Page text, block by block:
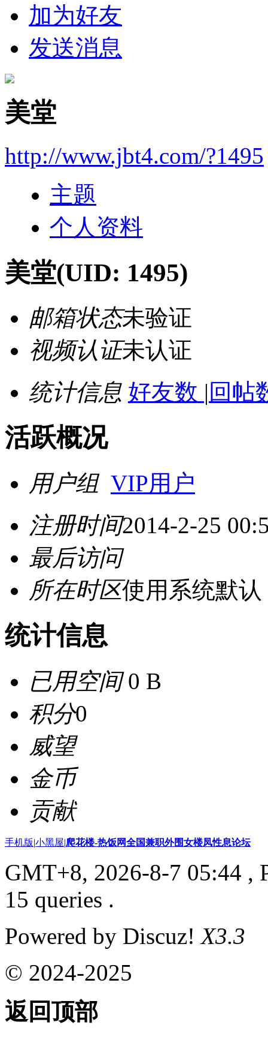
加为好友
发送消息
美堂
http://www.jbt4.com/?1495
主题
个人资料
美堂(UID: 1495)
邮箱状态未验证
视频认证未认证
统计信息 好友数 | 回帖
活跃概况
用户组 VIP用户
注册时间2014-2-25
最后访问
所在时区使用系统默认
统计信息
已用空间0 B
积分0
威望
金币
贡献
手机版|小黑屋|爬花楼-热饭网全国兼职外围女楼凤性息论坛
GMT+8, 2026-8-7 05:44 ,
15 queries .
Powered by Discuz!X3.3
© 2024-2025
返回顶部